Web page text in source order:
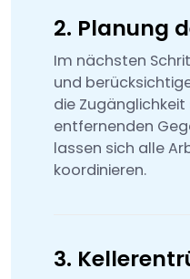
2. Planung
Im nächsten
und
die
entfernenden
lassen sich alle
koordinieren.
3.